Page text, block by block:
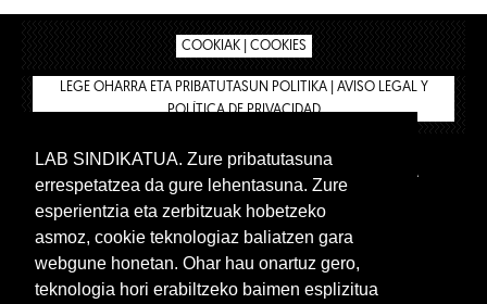
COOKIAK | COOKIES
LEGE OHARRA ETA PRIBATUTASUN POLITIKA | AVISO LEGAL Y
POLÍTICA DE PRIVACIDAD
BIZILAN.EUS
TIENDA
INTRANET 🔑
Euskera Castellano
LAB SINDIKATUA. Zure pribatutasuna
errespetatzea da gure lehentasuna. Zure
esperientzia eta zerbitzuak hobetzeko
asmoz, cookie teknologiaz baliatzen gara
webgune honetan. Ohar hau onartuz gero,
teknologia hori erabiltzeko baimen esplizitua